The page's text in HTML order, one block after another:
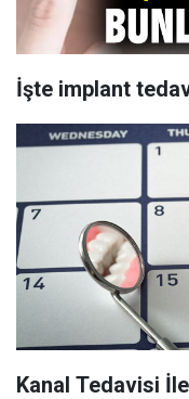
İşte implant
Kanal Tedavisi